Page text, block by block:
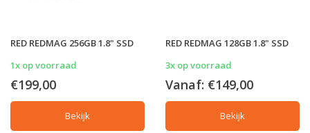
RED REDMAG 256GB 1.8" SSD
1x op voorraad
€199,00
Bekijk
RED REDMAG 128GB 1.8" SSD
3x op voorraad
Vanaf: €149,00
Bekijk